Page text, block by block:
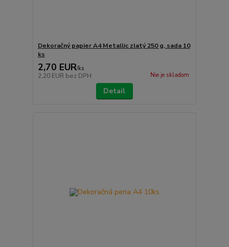
Dekoračný papier A4 Metallic zlatý 250 g, sada 10
ks
2,70 EUR/ks
2,20 EUR bez DPH Nie je skladom
Detail